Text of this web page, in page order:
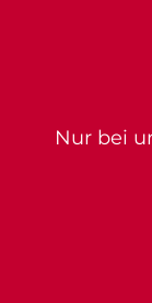
Nur bei